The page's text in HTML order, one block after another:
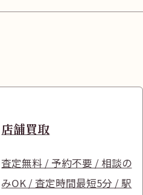
店舗買取
査定無料 / 予約不要 / 相談の
みOK / 査定時間最短5分 / 駅